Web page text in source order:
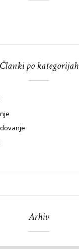
Članki po kategorijah
Arhiv